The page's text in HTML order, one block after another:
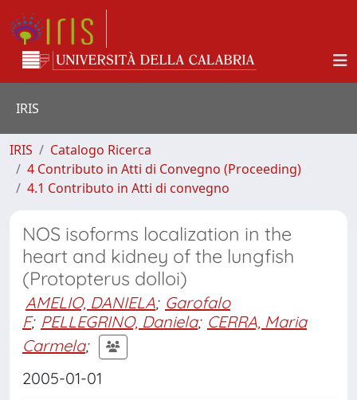
IRIS
IRIS
Catalogo Ricerca
4 Contributo in Atti di Convegno (Proceeding)
4.1 Contributo in Atti di convegno
NOS isoforms localization in the
heart and kidney of the lungfish
(Protopterus dolloi)
AMELIO, DANIELA; Garofalo
F; PELLEGRINO, Daniela; CERRA, Maria
Carmela;
2005-01-01